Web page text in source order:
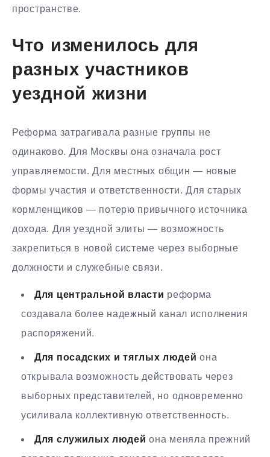
пространстве.
Что изменилось для
разных участников
уездной жизни
Реформа затрагивала разные группы не
одинаково. Для Москвы она означала рост
управляемости. Для местных общин — новые
формы участия и ответственности. Для старых
кормленщиков — потерю привычного источника
дохода. Для уездной элиты — возможность
закрепиться в новой системе через выборные
должности и служебные связи.
Для центральной власти реформа
создавала более надежный канал исполнения
распоряжений.
Для посадских и тяглых людей она
открывала возможность действовать через
выборных представителей, но одновременно
усиливала коллективную ответственность.
Для служилых людей она меняла прежний